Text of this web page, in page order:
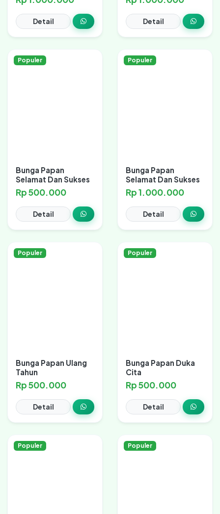
Detail Detail
Populer
Bunga Papan
Selamat Dan Sukses
Rp 500.000
Detail
Populer
Bunga Papan
Selamat Dan Sukses
Rp 1.000.000
Detail
Populer
Bunga Papan Ulang
Tahun
Rp 500.000
Detail
Populer
Bunga Papan Duka
Cita
Rp 500.000
Detail
Populer Populer